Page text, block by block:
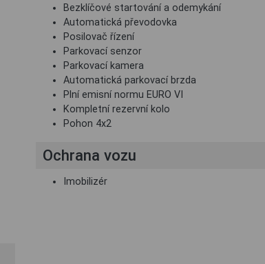
Bezklíčové startování a odemykání
Automatická převodovka
Posilovač řízení
Parkovací senzor
Parkovací kamera
Automatická parkovací brzda
Plní emisní normu EURO VI
Kompletní rezervní kolo
Pohon 4x2
Ochrana vozu
Imobilizér